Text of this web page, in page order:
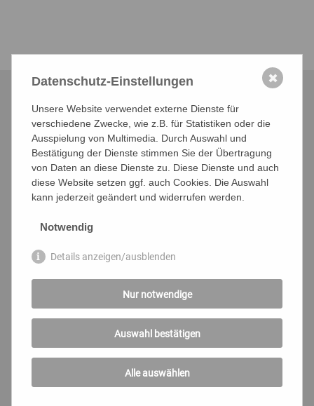
UNSERE MARKEN
Outdoorbekleidung
Datenschutz-Einstellungen
Unsere Website verwendet externe Dienste für
verschiedene Zwecke, wie z.B. für Statistiken oder die
Ausspielung von Multimedia. Durch Auswahl und
Bestätigung der Dienste stimmen Sie der Übertragung
von Daten an diese Dienste zu. Diese Dienste und auch
diese Website setzen ggf. auch Cookies. Die Auswahl
kann jederzeit geändert und widerrufen werden.
Notwendig
Details anzeigen/ausblenden
Nur notwendige
Auswahl bestätigen
Alle auswählen
✖